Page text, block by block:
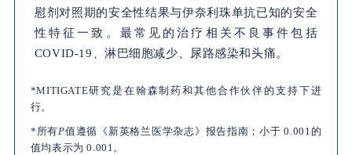
慰剂对照期的安全性结果与伊奈利珠单抗已知的安全
性特征一致。最常见的治疗相关不良事件包括
COVID-19、淋巴细胞减少、尿路感染和头痛。
*MITIGATE研究是在翰森制药和其他合作伙伴的支持下进
行。
*所有P值遵循《新英格兰医学杂志》报告指南；小于 0.001的
值均表示为 0.001。